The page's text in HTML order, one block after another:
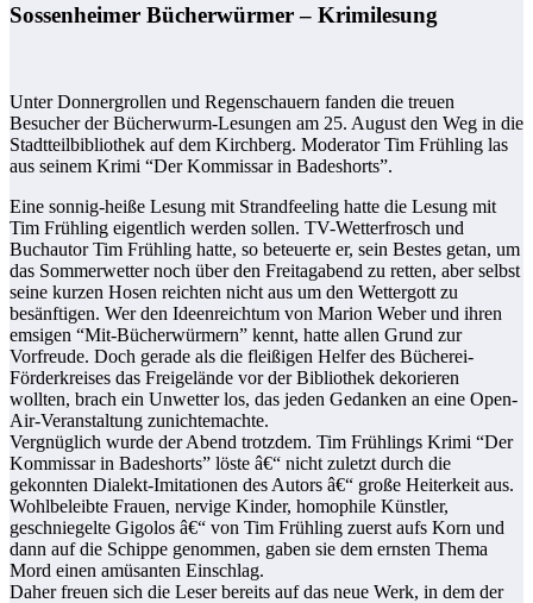
Sossenheimer Bücherwürmer – Krimilesung
Unter Donnergrollen und Regenschauern fanden die treuen
Besucher der Bücherwurm-Lesungen am 25. August den Weg in die
Stadtteilbibliothek auf dem Kirchberg. Moderator Tim Frühling las
aus seinem Krimi “Der Kommissar in Badeshorts”.
Eine sonnig-heiße Lesung mit Strandfeeling hatte die Lesung mit
Tim Frühling eigentlich werden sollen. TV-Wetterfrosch und
Buchautor Tim Frühling hatte, so beteuerte er, sein Bestes getan, um
das Sommerwetter noch über den Freitagabend zu retten, aber selbst
seine kurzen Hosen reichten nicht aus um den Wettergott zu
besänftigen. Wer den Ideenreichtum von Marion Weber und ihren
emsigen “Mit-Bücherwürmern” kennt, hatte allen Grund zur
Vorfreude. Doch gerade als die fleißigen Helfer des Bücherei-
Förderkreises das Freigelände vor der Bibliothek dekorieren
wollten, brach ein Unwetter los, das jeden Gedanken an eine Open-
Air-Veranstaltung zunichtemachte.
Vergnüglich wurde der Abend trotzdem. Tim Frühlings Krimi “Der
Kommissar in Badeshorts” löste â€“ nicht zuletzt durch die
gekonnten Dialekt-Imitationen des Autors â€“ große Heiterkeit aus.
Wohlbeleibte Frauen, nervige Kinder, homophile Künstler,
geschniegelte Gigolos â€“ von Tim Frühling zuerst aufs Korn und
dann auf die Schippe genommen, gaben sie dem ernsten Thema
Mord einen amüsanten Einschlag.
Daher freuen sich die Leser bereits auf das neue Werk, in dem der